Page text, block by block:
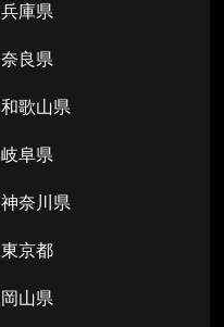
兵庫県
奈良県
和歌山県
岐阜県
神奈川県
東京都
岡山県